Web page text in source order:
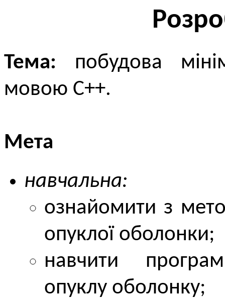
Тема: побудова
мовою C++.
Мета
навчальна:
ознайомити з
опуклої оболонки;
навчити
опуклу оболонку;